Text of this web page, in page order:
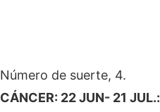
Número de suerte, 4.
CÁNCER: 22 JUN- 21 JUL.: